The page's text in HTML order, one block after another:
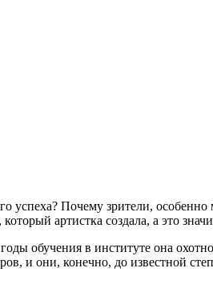
Почему зрители,
артистка создала, а это
обучения в институте она охотно
и они, конечно, до известной